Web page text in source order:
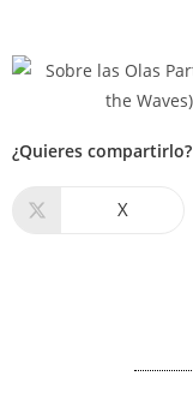
¿Quieres compartirlo?
X